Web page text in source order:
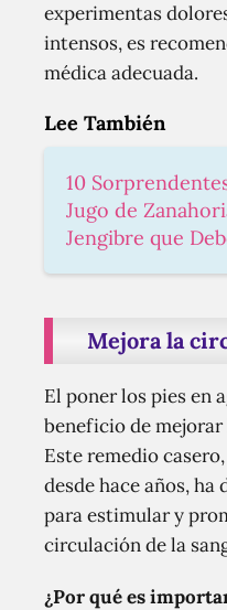
experimentas
intensos, es
médica adecuada.
Lee También
10
Jugo de
Jengibre que
Mejora la
El poner los pies en
beneficio de
Este remedio
desde hace años,
para estimular y
circulación de la
¿Por qué es